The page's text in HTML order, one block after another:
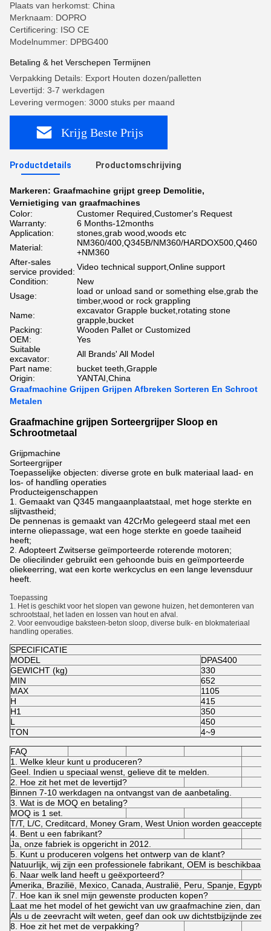
Plaats van herkomst: China
Merknaam: DOPRO
Certificering: ISO CE
Modelnummer: DPBG400
Betaling & het Verschepen Termijnen
Verpakking Details: Export Houten dozen/palletten
Levertijd: 3-7 werkdagen
Levering vermogen: 3000 stuks per maand
Krijg Beste Prijs
Productdetails Productomschrijving
Markeren: Graafmachine grijpt greep Demolitie,
Vernietiging van graafmachines
Color:
Customer Required,Customer's Request
Warranty:
6 Months-12months
Application:
stones,grab wood,woods etc
Material:
NM360/400,Q345B/NM360/HARDOX500,Q460
+NM360
After-sales
service provided: Video technical support,Online support
Condition:
New
Usage:
load or unload sand or something else,grab the
timber,wood or rock grappling
Name:
excavator Grapple bucket,rotating stone
grapple,bucket
Packing:
Wooden Pallet or Customized
OEM:
Yes
Suitable
excavator:
All Brands' All Model
Part name:
bucket teeth,Grapple
Origin:
YANTAI,China
Graafmachine Grijpen Grijpen Afbreken Sorteren En Schroot
Metalen
Graafmachine grijpen Sorteergrijper Sloop en
Schrootmetaal
Grijpmachine
Sorteergrijper
Toepasselijke objecten: diverse grote en bulk materiaal laad- en
los- of handling operaties
Producteigenschappen
1. Gemaakt van Q345 mangaanplaatstaal, met hoge sterkte en
slijtvastheid;
De pennenas is gemaakt van 42CrMo gelegeerd staal met een
interne oliepassage, wat een hoge sterkte en goede taaiheid
heeft;
2. Adopteert Zwitserse geïmporteerde roterende motoren;
De oliecilinder gebruikt een gehoonde buis en geïmporteerde
oliekeerring, wat een korte werkcyclus en een lange levensduur
heeft.
Toepassing
1. Het is geschikt voor het slopen van gewone huizen, het demonteren van
schrootstaal, het laden en lossen van hout en afval.
2. Voor eenvoudige baksteen-beton sloop, diverse bulk- en blokmateriaal
handling operaties.
SPECIFICATIE
MODEL
DPAS400
GEWICHT (kg)
330
MIN
652
MAX
1105
H
415
H1
350
L
450
TON
4~9
FAQ
1. Welke kleur kunt u produceren?
Geel. Indien u speciaal wenst, gelieve dit te melden.
2. Hoe zit het met de levertijd?
Binnen 7-10 werkdagen na ontvangst van de aanbetaling.
3. Wat is de MOQ en betaling?
MOQ is 1 set.
T/T, L/C, Creditcard, Money Gram, West Union worden
4. Bent u een fabrikant?
Ja, onze fabriek is opgericht in 2012.
5. Kunt u produceren volgens het ontwerp van de klant?
Natuurlijk, wij zijn een professionele fabrikant, OEM is beschikbaar.
6. Naar welk land heeft u geëxporteerd?
Amerika, Brazilië, Mexico, Canada, Australië, Peru, Spanje,
7. Hoe kan ik snel mijn gewenste producten kopen?
Laat me het model of het gewicht van uw graafmachine zien, dan
Als u de zeevracht wilt weten, geef dan ook uw dichtstbijzijnde
8. Hoe zit het met de verpakking?